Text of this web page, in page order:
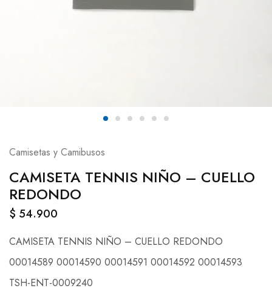
Camisetas y Camibusos
CAMISETA TENNIS NIÑO – CUELLO
REDONDO
$ 54.900
CAMISETA TENNIS NIÑO – CUELLO REDONDO
00014589 00014590 00014591 00014592 00014593
TSH-ENT-0009240